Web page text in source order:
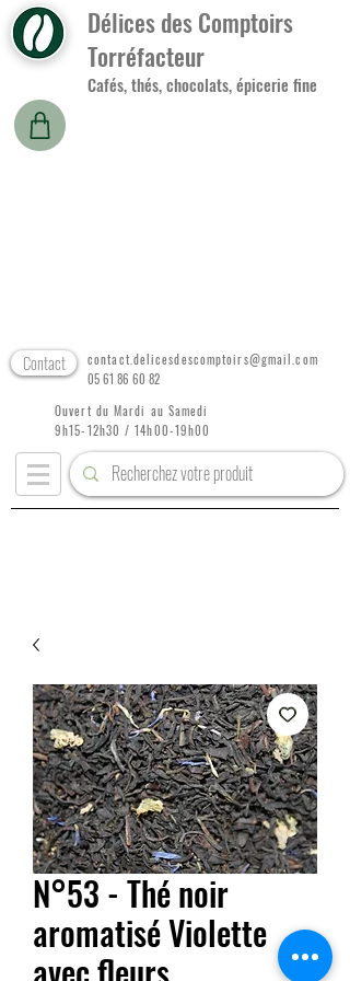
Délices des Comptoirs
Torréfacteur
Cafés, thés, chocolats, épicerie fine
Contact
contact.delicesdescomptoirs@gmail.com
05 61 86 60 82
Ouvert du Mardi au Samedi
9h15-12h30 / 14h00-19h00
N°53 - Thé noir
aromatisé Violette